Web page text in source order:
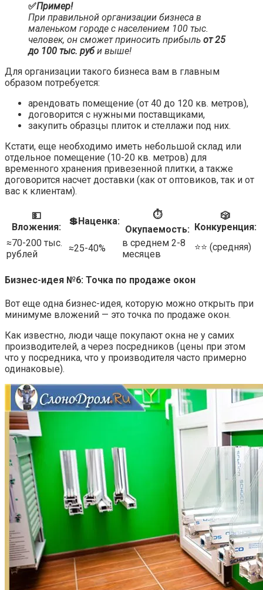
✅Пример!
При правильной организации бизнеса в
маленьком городе с населением 100 тыс.
человек, он сможет приносить прибыль от 25
до 100 тыс. руб и выше!
Для организации такого бизнеса вам в главным
образом потребуется:
арендовать помещение (от 40 до 120 кв. метров),
договорится с нужными поставщиками,
закупить образцы плиток и стеллажи под них.
Кстати, еще необходимо иметь небольшой склад или
отдельное помещение (10-20 кв. метров) для
временного хранения привезенной плитки, а также
договорится насчет доставки (как от оптовиков, так и от
вас к клиентам).
💵
Вложения:
💲Наценка:
⏱
Окупаемость:
🎲
Конкуренция:
≈70-200 тыс.
рублей
≈25-40%
в среднем 2-8
месяцев
⭐️⭐️ (средняя)
Бизнес-идея №6: Точка по продаже окон
Вот еще одна бизнес-идея, которую можно открыть при
минимуме вложений — это точка по продаже окон.
Как известно, люди чаще покупают окна не у самих
производителей, а через посредников (цены при этом
что у посредника, что у производителя часто примерно
одинаковые).